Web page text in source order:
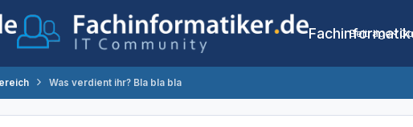
Beiträge
Was verdient ihr? Bla bla bla